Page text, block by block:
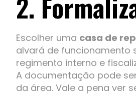
Escolher uma casa de
alvará de funcionamento
regimento interno e
A documentação pode
da área. Vale a pena ver